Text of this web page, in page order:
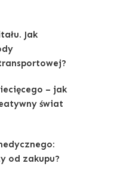
Jak
– jak
świat
od zakupu?